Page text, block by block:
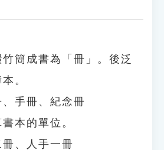
簡成書為「冊」。後泛
。
、手冊、紀念冊
本的單位。
冊、人手一冊